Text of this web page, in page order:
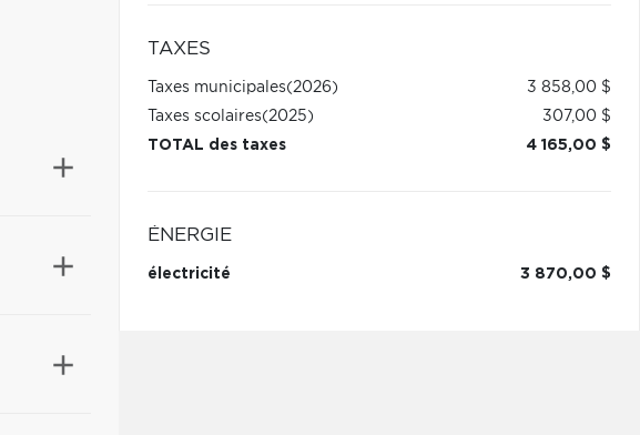
TAXES
Taxes municipales(2026)
3 858,00 $
Taxes scolaires(2025)
307,00 $
TOTAL des taxes
4 165,00 $
ÉNERGIE
électricité 3 870,00 $